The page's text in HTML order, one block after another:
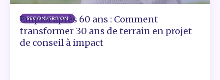
RECONVERSION
Emploi après 60 ans : Comment
transformer 30 ans de terrain en projet
de conseil à impact